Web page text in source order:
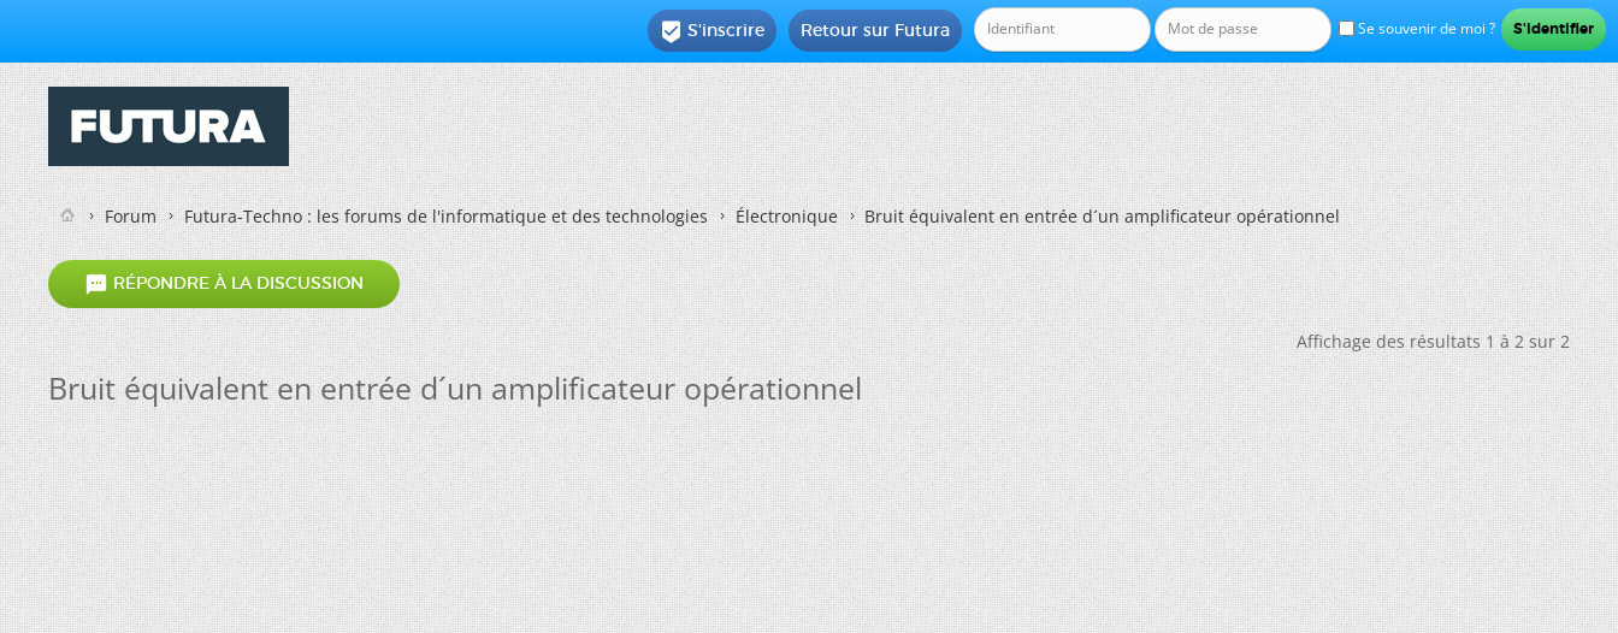
Se souvenir de moi ?
Retour sur Futura
 S'inscrire
Forum Futura-Techno : les forums de l'informatique et des technologies Électronique Bruit équivalent en entrée d´un amplificateur opérationnel
 RÉPONDRE À LA DISCUSSION
Affichage des résultats 1 à 2 sur 2
Bruit équivalent en entrée d´un amplificateur opérationnel